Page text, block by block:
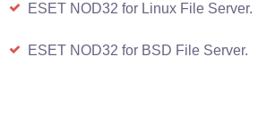
ESET NOD32 for Linux File Server.
ESET NOD32 for BSD File Server.